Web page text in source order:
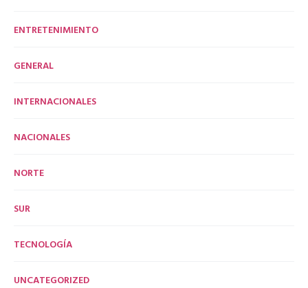
ENTRETENIMIENTO
GENERAL
INTERNACIONALES
NACIONALES
NORTE
SUR
TECNOLOGÍA
UNCATEGORIZED